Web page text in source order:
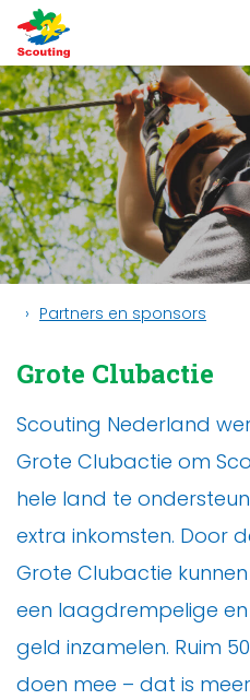
Partners en sponsors
Grote Clubactie
Scouting Nederland
Grote Clubactie om
hele land te
extra inkomsten. Door
Grote Clubactie
een laagdrempelige
geld inzamelen. Ruim
doen mee – dat is